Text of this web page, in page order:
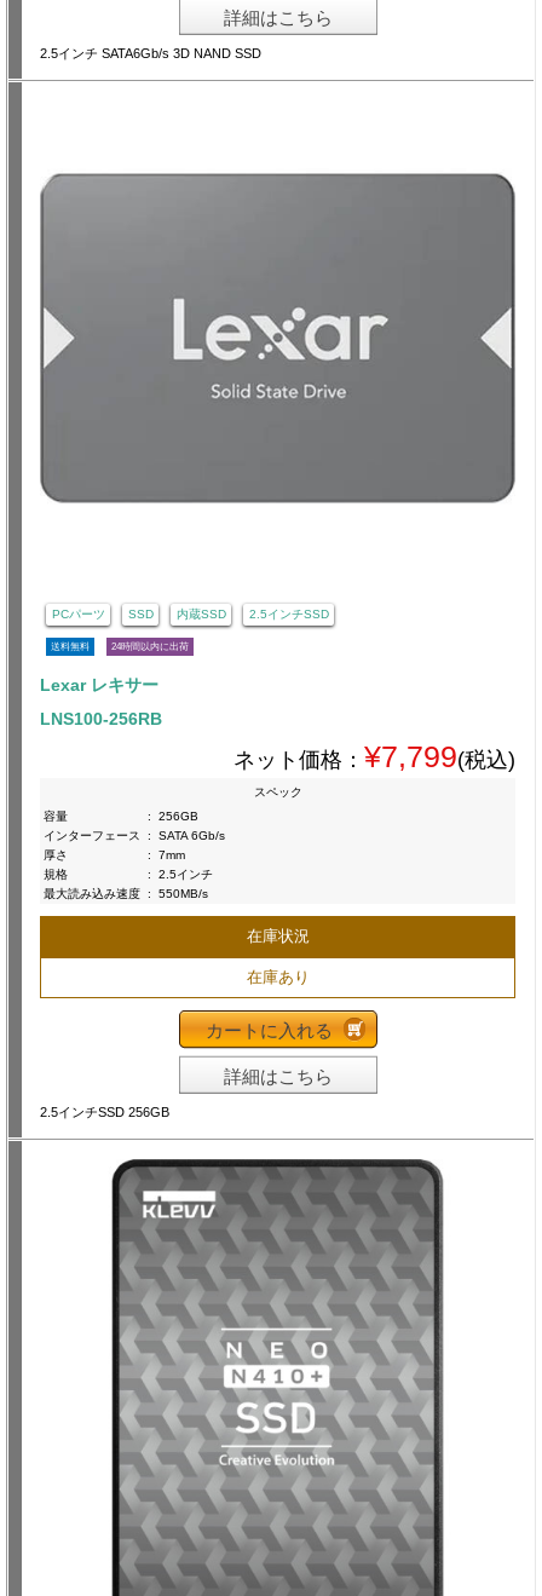
詳細はこちら
2.5インチ SATA6Gb/s 3D NAND SSD
PCパーツ SSD 内蔵SSD 2.5インチSSD
送料無料 24時間以内に出荷
Lexar レキサー
LNS100-256RB
ネット価格： ¥7,799(税込)
スペック
容量
:
256GB
インターフェース
:
SATA 6Gb/s
厚さ
:
7mm
規格
:
2.5インチ
最大読み込み速度 : 550MB/s
在庫状況
在庫あり
カートに入れる
詳細はこちら
2.5インチSSD 256GB